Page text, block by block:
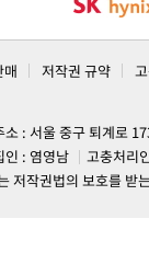
매 저작권 규약
소 : 서울 중구 퇴계로
인 : 염영남
고충처리
저작권법의 보호를